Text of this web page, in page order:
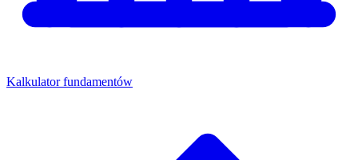
Kalkulator fundamentów